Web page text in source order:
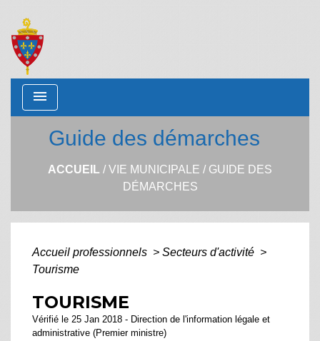
menu
Guide des démarches
ACCUEIL /VIE MUNICIPALE / GUIDE DES
DÉMARCHES
Accueil professionnels > Secteurs d'activité >
Tourisme
TOURISME
Vérifié le 25 Jan 2018 - Direction de l'information légale et
administrative (Premier ministre)